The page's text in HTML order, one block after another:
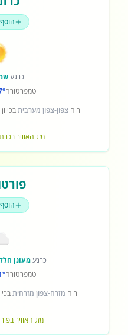
כרגע
טמפרטורה
רוחצפון-צפון מערביתבכיוון
מזג האוויר
כרגעמעונן
טמפרטורה
רוח מזרח-צפון מזרחית
מזג האוויר